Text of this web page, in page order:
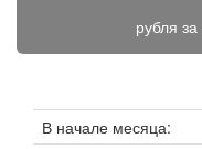
рубля за
В начале месяца: